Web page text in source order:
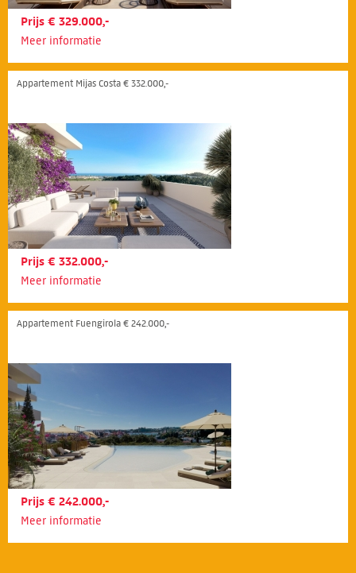
Prijs € 329.000,-
Meer informatie
Appartement Mijas Costa € 332.000,-
Prijs € 332.000,-
Meer informatie
Appartement Fuengirola € 242.000,-
Prijs € 242.000,-
Meer informatie